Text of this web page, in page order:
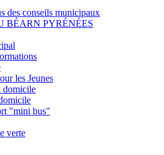
des conseils municipaux
BÉARN PYRÉNÉES
les Jeunes
domicile
"mini bus"
verte